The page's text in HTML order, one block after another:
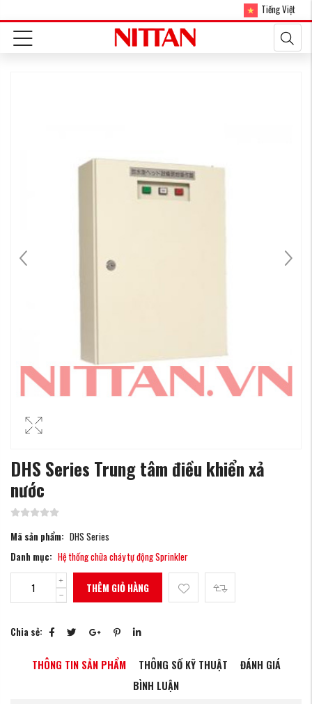
Tiếng Việt
DHS Series Trung tâm điều khiển xả
nước
Mã sản phẩm: DHS Series
Danh mục: Hệ thống chữa cháy tự động Sprinkler
THÊM GIỎ HÀNG
Chia sẻ:
THÔNG TIN SẢN PHẨM THÔNG SỐ KỸ THUẬT
ĐÁNH GIÁ
BÌNH LUẬN